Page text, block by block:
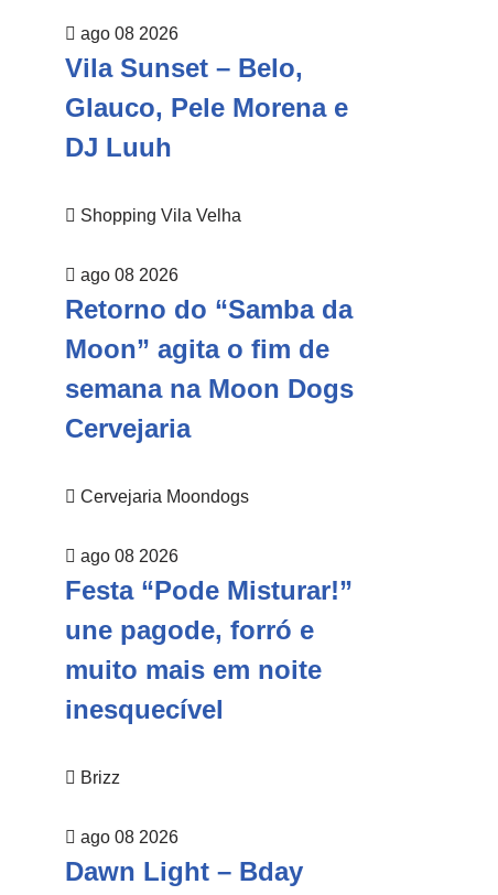
ago 08 2026
Vila Sunset – Belo,
Glauco, Pele Morena e
DJ Luuh
Shopping Vila Velha
ago 08 2026
Retorno do “Samba da
Moon” agita o fim de
semana na Moon Dogs
Cervejaria
Cervejaria Moondogs
ago 08 2026
Festa “Pode Misturar!”
une pagode, forró e
muito mais em noite
inesquecível
Brizz
ago 08 2026
Dawn Light – Bday